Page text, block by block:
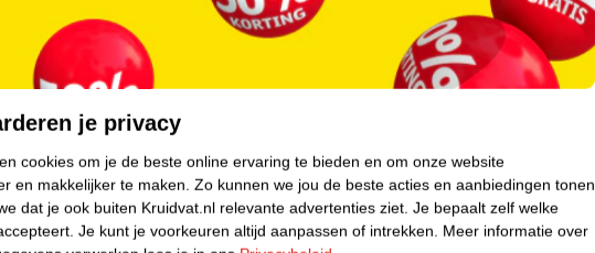
je privacy
cookies om je de beste online ervaring te bieden en om onze website
en makkelijker te maken. Zo kunnen we jou de beste acties en aanbiedingen tonen
dat je ook buiten Kruidvat.nl relevante advertenties ziet. Je bepaalt zelf welke
Je kunt je voorkeuren altijd aanpassen of intrekken. Meer informatie over